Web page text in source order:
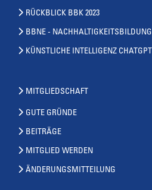
RÜCKBLICK BBK 2023
BBNE - NACHHALTIGKEITSBILDUNG
KÜNSTLICHE INTELLIGENZ CHATGPT
MITGLIEDSCHAFT
GUTE GRÜNDE
BEITRÄGE
MITGLIED WERDEN
ÄNDERUNGSMITTEILUNG